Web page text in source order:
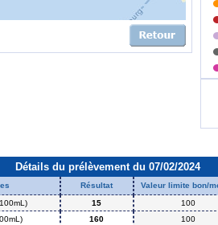
Détails du prélèvement du 07/02/2024
Résultat
Valeur limite bon/
15
100
160
100